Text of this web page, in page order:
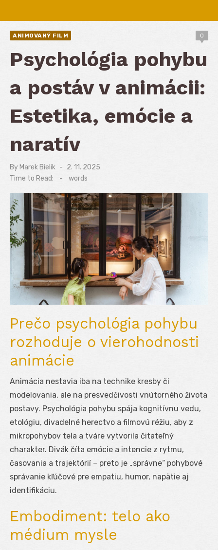
ANIMOVANÝ FILM 0
Psychológia pohybu
a postáv v animácii:
Estetika, emócie a
naratív
By Marek Bielik
Posted
on
2. 11. 2025
Time to Read:
- words
Prečo psychológia pohybu
rozhoduje o vierohodnosti
animácie
Animácia nestavia iba na technike kresby či
modelovania, ale na presvedčivosti vnútorného života
postavy. Psychológia pohybu spája kognitívnu vedu,
etológiu, divadelné herectvo a filmovú réžiu, aby z
mikropohybov tela a tváre vytvorila čitateľný
charakter. Divák číta emócie a intencie z rytmu,
časovania a trajektórií – preto je „správne“ pohybové
správanie kľúčové pre empatiu, humor, napätie aj
identifikáciu.
Embodiment: telo ako
médium mysle